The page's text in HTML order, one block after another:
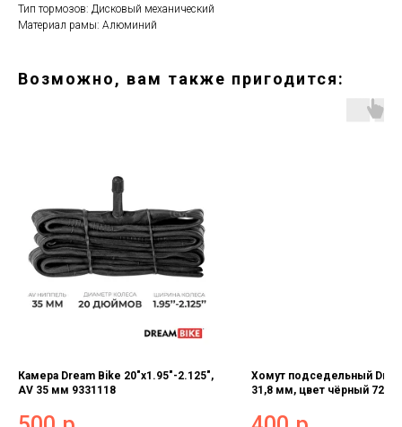
Тип тормозов: Дисковый механический
Материал рамы: Алюминий
Возможно, вам также пригодится:
Камера Dream Bike 20"x1.95"-2.125",
AV 35 мм 9331118
Хомут подседельный
31,8 мм, цвет чёрный